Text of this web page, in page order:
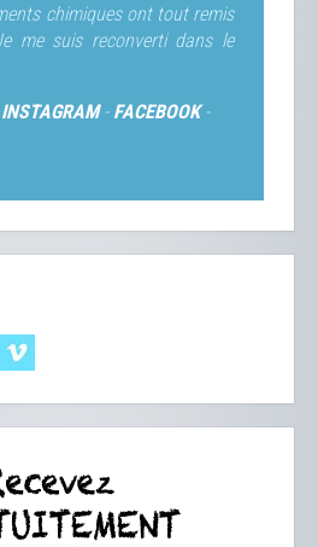
chimiques ont tout remis
me suis reconverti dans le
INSTAGRAM- FACEBOOK-